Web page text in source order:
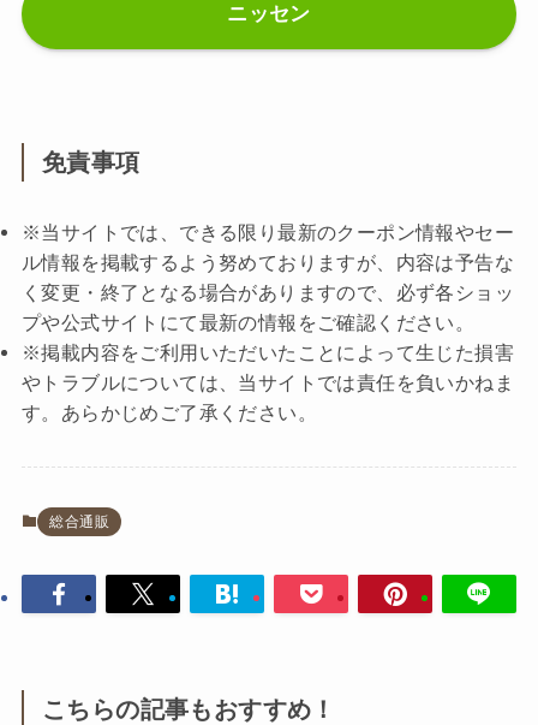
ニッセン
免責事項
※当サイトでは、できる限り最新のクーポン情報やセー
ル情報を掲載するよう努めておりますが、内容は予告な
く変更・終了となる場合がありますので、必ず各ショッ
プや公式サイトにて最新の情報をご確認ください。
※掲載内容をご利用いただいたことによって生じた損害
やトラブルについては、当サイトでは責任を負いかねま
す。あらかじめご了承ください。
総合通販
こちらの記事もおすすめ！